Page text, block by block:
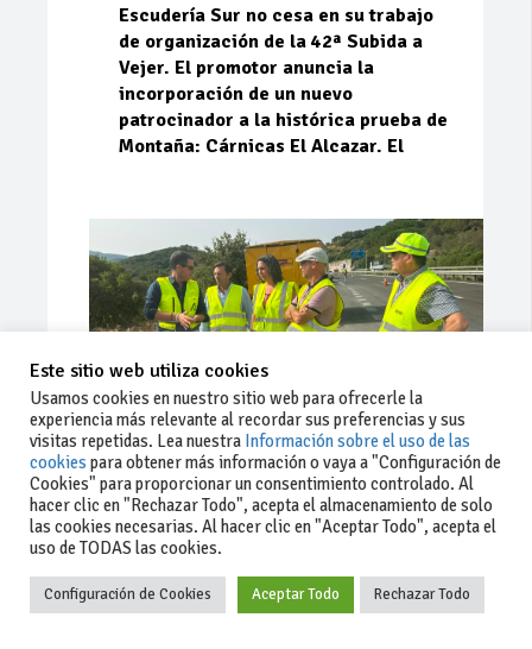
Escudería Sur no cesa en su trabajo
de organización de la 42ª Subida a
Vejer. El promotor anuncia la
incorporación de un nuevo
patrocinador a la histórica prueba de
Montaña: Cárnicas El Alcazar. El
Ago 03, 2026 81 0 0
La Junta implementa mejoras en la
A381 por Los Barrios
Este sitio web utiliza cookies
Usamos cookies en nuestro sitio web para ofrecerle la
experiencia más relevante al recordar sus preferencias y sus
visitas repetidas. Lea nuestra Información sobre el uso de las
cookies para obtener más información o vaya a "Configuración de
Cookies" para proporcionar un consentimiento controlado. Al
hacer clic en "Rechazar Todo", acepta el almacenamiento de solo
las cookies necesarias. Al hacer clic en "Aceptar Todo", acepta el
uso de TODAS las cookies.
Configuración de Cookies Aceptar Todo Rechazar Todo